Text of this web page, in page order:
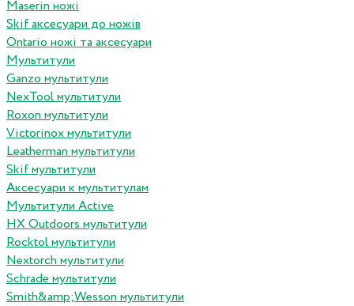
Maserin ножі
Skif аксесуари до ножів
Ontario ножі та аксесуари
Мультитули
Ganzo мультитули
NexTool мультитули
Roxon мультитули
Victorinox мультитули
Leatherman мультитули
Skif мультитули
Аксесуари к мультитулам
Мультитули Active
HX Outdoors мультитули
Rocktol мультитули
Nextorch мультитули
Schrade мультитули
Smith&amp;Wesson мультитули